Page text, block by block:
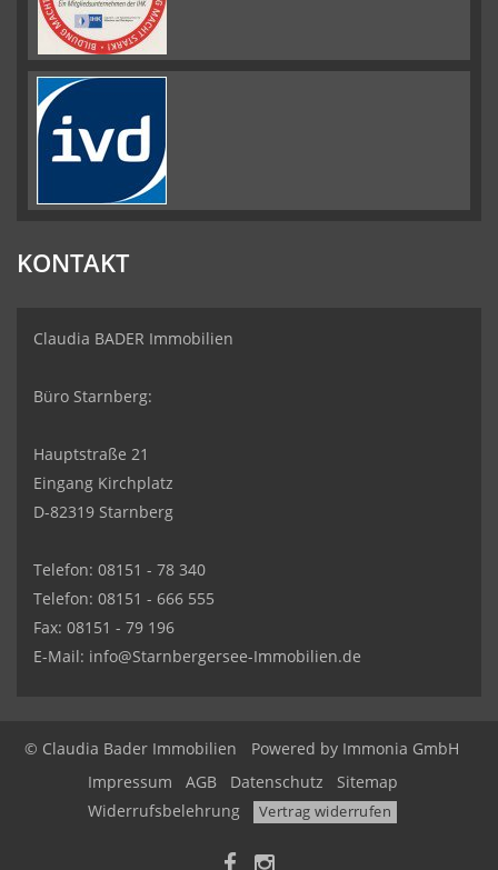
KONTAKT
Claudia BADER Immobilien
Büro Starnberg:
Hauptstraße 21
Eingang Kirchplatz
D-82319 Starnberg
Telefon: 08151 - 78 340
Telefon: 08151 - 666 555
Fax: 08151 - 79 196
E-Mail: info@Starnbergersee-Immobilien.de
© Claudia Bader Immobilien Powered by Immonia GmbH
Impressum
AGB Datenschutz
Sitemap
Widerrufsbelehrung
Vertrag widerrufen